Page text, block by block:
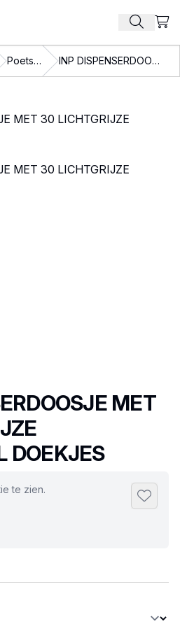
Zoek
Poetspapier en doeken INP DISPENSERDOOSJE MET 30 LICHTGRIJZE MICROVEZEL DOEKJES
MET
DOEKJES
te zien.